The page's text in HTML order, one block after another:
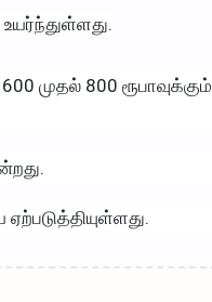
முதல் 800 ரூபாவுக்கும்